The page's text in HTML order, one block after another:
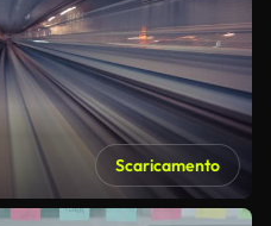
Scaricamento